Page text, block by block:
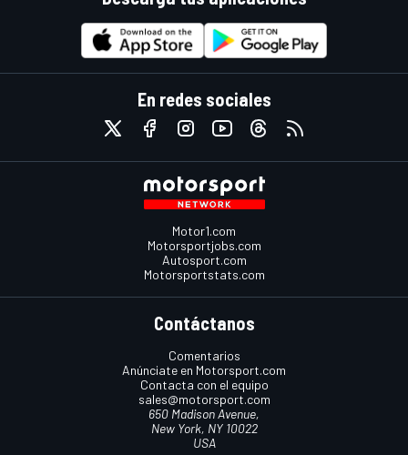
En redes sociales
Motor1.com
Motorsportjobs.com
Autosport.com
Motorsportstats.com
Contáctanos
Comentarios
Anúnciate en Motorsport.com
Contacta con el equipo
sales@motorsport.com
650 Madison Avenue,
New York, NY 10022
USA